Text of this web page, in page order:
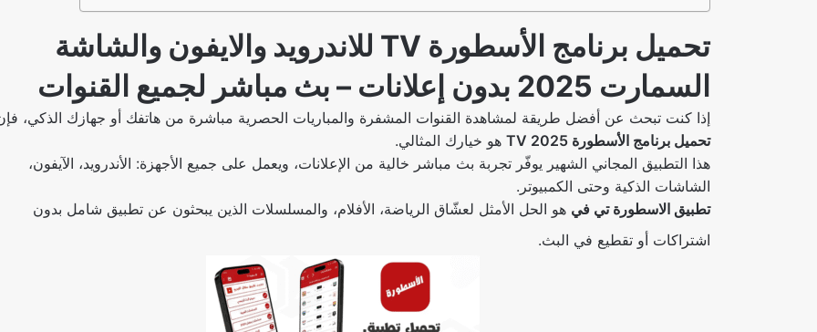
تحميل برنامج الأسطورة TV للاندرويد والايفون والشاشة
السمارت 2025 بدون إعلانات – بث مباشر لجميع القنوات
إذا كنت تبحث عن أفضل طريقة لمشاهدة القنوات المشفرة والمباريات الحصرية مباشرة من هاتفك أو جهازك الذكي،
تحميل برنامج الأسطورة TV 2025
هو خيارك المثالي.
هذا التطبيق المجاني الشهير يوفّر تجربة بث مباشر خالية من الإعلانات، ويعمل على جميع الأجهزة: الأندرويد، الآيفون،
الشاشات الذكية وحتى الكمبيوتر.
تطبيق الاسطورة تي في هو الحل الأمثل لعشّاق الرياضة، الأفلام، والمسلسلات الذين يبحثون عن تطبيق شامل بدون
اشتراكات أو تقطيع في البث.